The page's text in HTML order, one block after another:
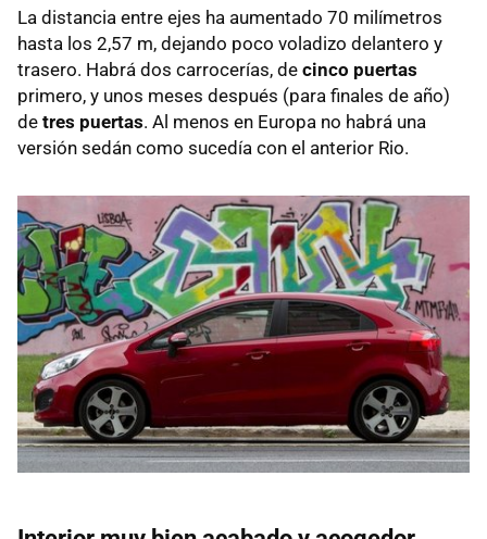
La distancia entre ejes ha aumentado 70 milímetros
hasta los 2,57 m, dejando poco voladizo delantero y
trasero. Habrá dos carrocerías, de cinco puertas
primero, y unos meses después (para finales de año)
de tres puertas. Al menos en Europa no habrá una
versión sedán como sucedía con el anterior Rio.